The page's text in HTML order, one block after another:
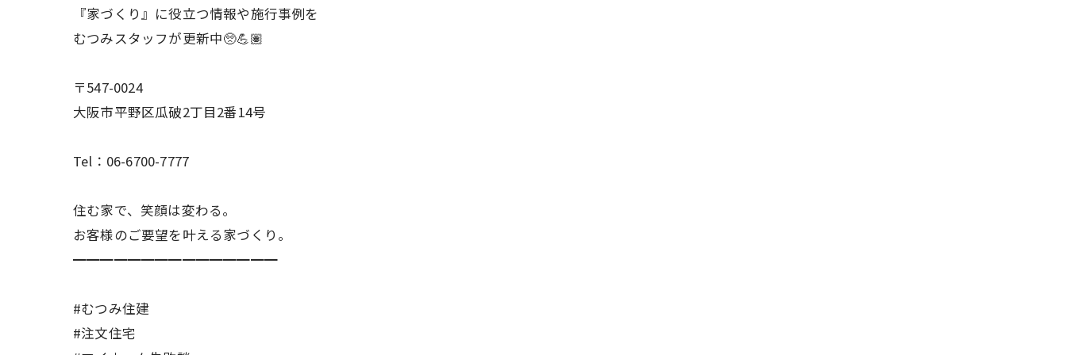
『家づくり』に役立つ情報や施行事例を
むつみスタッフが更新中🥺💪🏽
〒547-0024
大阪市平野区瓜破2丁目2番14号
Tel：06-6700-7777
住む家で、笑顔は変わる。
お客様のご要望を叶える家づくり。
━━━━━━━━━━━━━━━
#むつみ住建
#注文住宅